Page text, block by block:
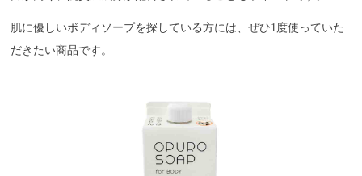
肌に優しいボディソープを探している方には、ぜひ1度使っていた
だきたい商品です。